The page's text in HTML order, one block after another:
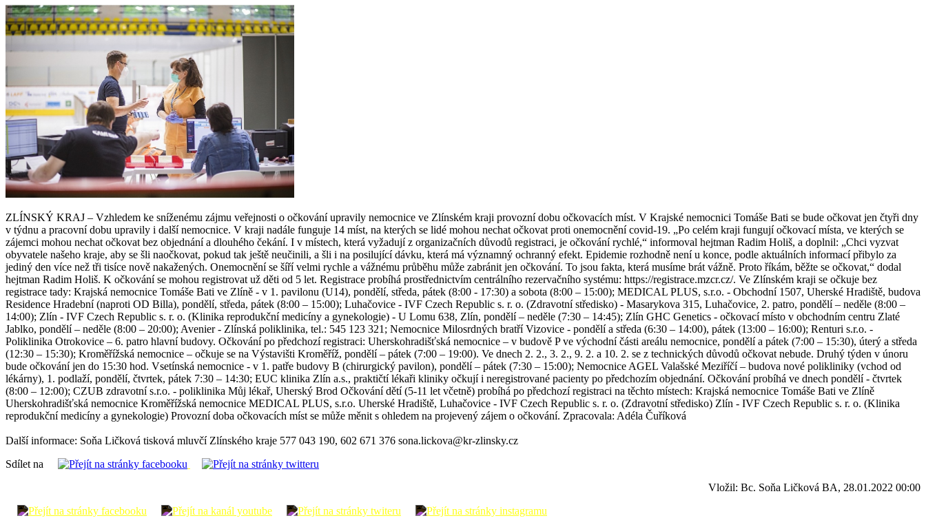
ZLÍNSKÝ KRAJ – Vzhledem ke sníženému zájmu veřejnosti o očkování upravily nemocnice ve Zlínském kraji provozní dobu očkovacích míst. V Krajské nemocnici Tomáše Bati se bude očkovat jen čtyři dny
v týdnu a pracovní dobu upravily i další nemocnice. V kraji nadále funguje 14 míst, na kterých se lidé mohou nechat očkovat proti onemocnění covid-19. „Po celém kraji fungují očkovací místa, ve kterých se
zájemci mohou nechat očkovat bez objednání a dlouhého čekání. I v místech, která vyžadují z organizačních důvodů registraci, je očkování rychlé,“ informoval hejtman Radim Holiš, a doplnil: „Chci vyzvat
obyvatele našeho kraje, aby se šli naočkovat, pokud tak ještě neučinili, a šli i na posilující dávku, která má významný ochranný efekt. Epidemie rozhodně není u konce, podle aktuálních informací přibylo za
jediný den více než tři tisíce nově nakažených. Onemocnění se šíří velmi rychle a vážnému průběhu může zabránit jen očkování. To jsou fakta, která musíme brát vážně. Proto říkám, běžte se očkovat,“ dodal
hejtman Radim Holiš. K očkování se mohou registrovat už děti od 5 let. Registrace probíhá prostřednictvím centrálního rezervačního systému: https://registrace.mzcr.cz/. Ve Zlínském kraji se očkuje bez
registrace tady: Krajská nemocnice Tomáše Bati ve Zlíně - v 1. pavilonu (U14), pondělí, středa, pátek (8:00 - 17:30) a sobota (8:00 – 15:00); MEDICAL PLUS, s.r.o. - Obchodní 1507, Uherské Hradiště, budova
Residence Hradební (naproti OD Billa), pondělí, středa, pátek (8:00 – 15:00); Luhačovice - IVF Czech Republic s. r. o. (Zdravotní středisko) - Masarykova 315, Luhačovice, 2. patro, pondělí – neděle (8:00 –
14:00); Zlín - IVF Czech Republic s. r. o. (Klinika reprodukční medicíny a gynekologie) - U Lomu 638, Zlín, pondělí – neděle (7:30 – 14:45); Zlín GHC Genetics - očkovací místo v obchodním centru Zlaté
Jablko, pondělí – neděle (8:00 – 20:00); Avenier - Zlínská poliklinika, tel.: 545 123 321; Nemocnice Milosrdných bratří Vizovice - pondělí a středa (6:30 – 14:00), pátek (13:00 – 16:00); Renturi s.r.o. -
Poliklinika Otrokovice – 6. patro hlavní budovy. Očkování po předchozí registraci: Uherskohradišťská nemocnice – v budově P ve východní části areálu nemocnice, pondělí a pátek (7:00 – 15:30), úterý a středa
(12:30 – 15:30); Kroměřížská nemocnice – očkuje se na Výstavišti Kroměříž, pondělí – pátek (7:00 – 19:00). Ve dnech 2. 2., 3. 2., 9. 2. a 10. 2. se z technických důvodů očkovat nebude. Druhý týden v únoru
bude očkování jen do 15:30 hod. Vsetínská nemocnice - v 1. patře budovy B (chirurgický pavilon), pondělí – pátek (7:30 – 15:00); Nemocnice AGEL Valašské Meziříčí – budova nové polikliniky (vchod od
lékárny), 1. podlaží, pondělí, čtvrtek, pátek 7:30 – 14:30; EUC klinika Zlín a.s., praktičtí lékaři kliniky očkují i neregistrované pacienty po předchozím objednání. Očkování probíhá ve dnech pondělí - čtvrtek
(8:00 – 12:00); CZUB zdravotní s.r.o. - poliklinika Můj lékař, Uherský Brod Očkování dětí (5-11 let včetně) probíhá po předchozí registraci na těchto místech: Krajská nemocnice Tomáše Bati ve Zlíně
Uherskohradišťská nemocnice Kroměřížská nemocnice MEDICAL PLUS, s.r.o. Uherské Hradiště, Luhačovice - IVF Czech Republic s. r. o. (Zdravotní středisko) Zlín - IVF Czech Republic s. r. o. (Klinika
reprodukční medicíny a gynekologie) Provozní doba očkovacích míst se může měnit s ohledem na projevený zájem o očkování. Zpracovala: Adéla Čuříková
Další informace: Soňa Ličková tisková mluvčí Zlínského kraje 577 043 190, 602 671 376 sona.lickova@kr-zlinsky.cz
Sdílet na
Vložil: Bc. Soňa Ličková BA, 28.01.2022 00:00